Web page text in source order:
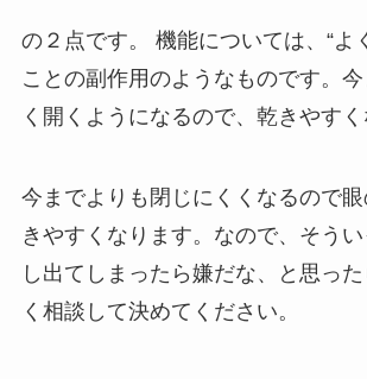
の２点です。 機能については、“よ
ことの副作用のようなものです。
く開くようになるので、乾きやすく
今までよりも閉じにくくなるので
きやすくなります。なので、そう
し出てしまったら嫌だな、と思っ
く相談して決めてください。